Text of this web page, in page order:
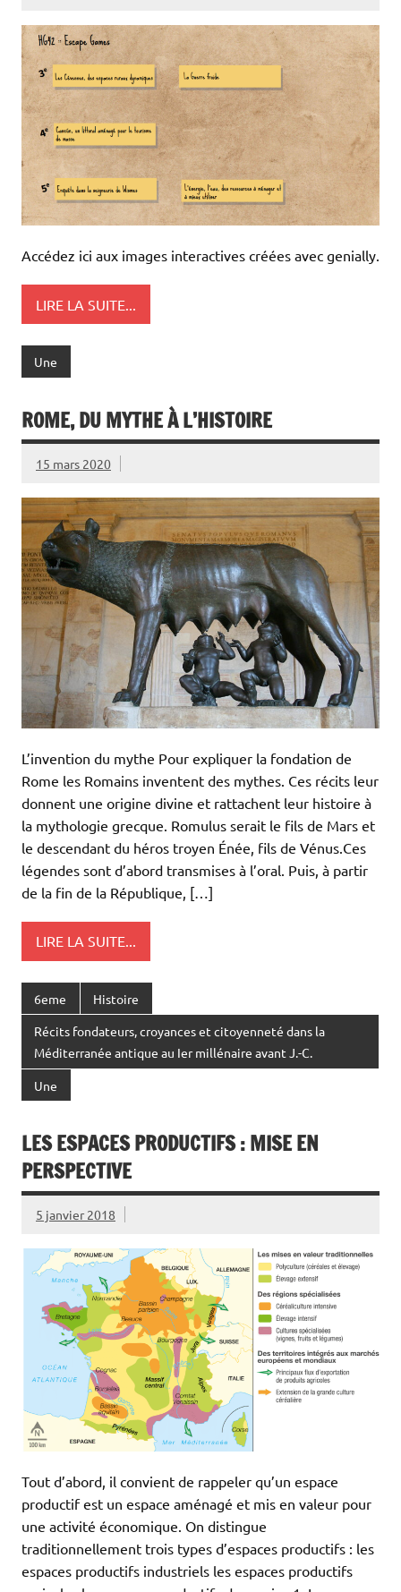
Accédez ici aux images interactives créées avec genially.
LIRE LA SUITE...
Une
ROME, DU MYTHE À L’HISTOIRE
15 mars 2020
L’invention du mythe Pour expliquer la fondation de
Rome les Romains inventent des mythes. Ces récits leur
donnent une origine divine et rattachent leur histoire à
la mythologie grecque. Romulus serait le fils de Mars et
le descendant du héros troyen Énée, fils de Vénus.Ces
légendes sont d’abord transmises à l’oral. Puis, à partir
de la fin de la République, […]
LIRE LA SUITE...
6eme Histoire
Récits fondateurs, croyances et citoyenneté dans la
Méditerranée antique au Ier millénaire avant J.-C.
Une
LES ESPACES PRODUCTIFS : MISE EN
PERSPECTIVE
5 janvier 2018
Tout d’abord, il convient de rappeler qu’un espace
productif est un espace aménagé et mis en valeur pour
une activité économique. On distingue
traditionnellement trois types d’espaces productifs : les
espaces productifs industriels les espaces productifs